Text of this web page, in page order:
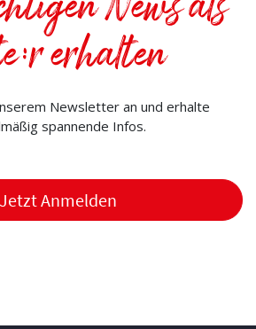
erhalten
Newsletter an und erhalte
spannende Infos.
Jetzt Anmelden